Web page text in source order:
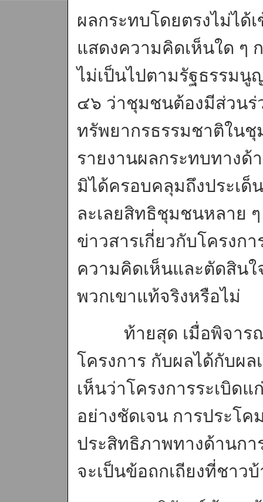
ผลกระทบโดยตรงไม่ได้
แสดงความคิดเห็นใด ๆ
ไม่เป็นไปตามรัฐธรรม
๔๖ ว่าชุมชนต้องมีส่วนร่
ทรัพยากรธรรมชาติใน
รายงานผลกระทบทางด้
มิได้ครอบคลุมถึงประเ
ละเลยสิทธิชุมชนหลาย
ข่าวสารเกี่ยวกับโครงก
ความคิดเห็นและตัดสิน
พวกเขาแท้จริงหรือไม่
ท้ายสุด เมื่อพิจารณา
โครงการ กับผลได้กับผล
เห็นว่าโครงการระเบิด
อย่างชัดเจน การประโค
ประสิทธิภาพทางด้านกา
จะเป็นข้อถกเถียงที่ชาว